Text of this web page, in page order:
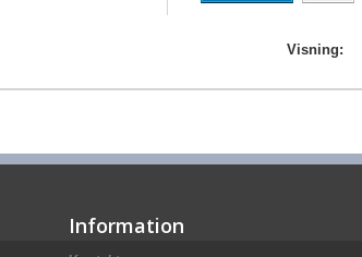
Visning:
Information